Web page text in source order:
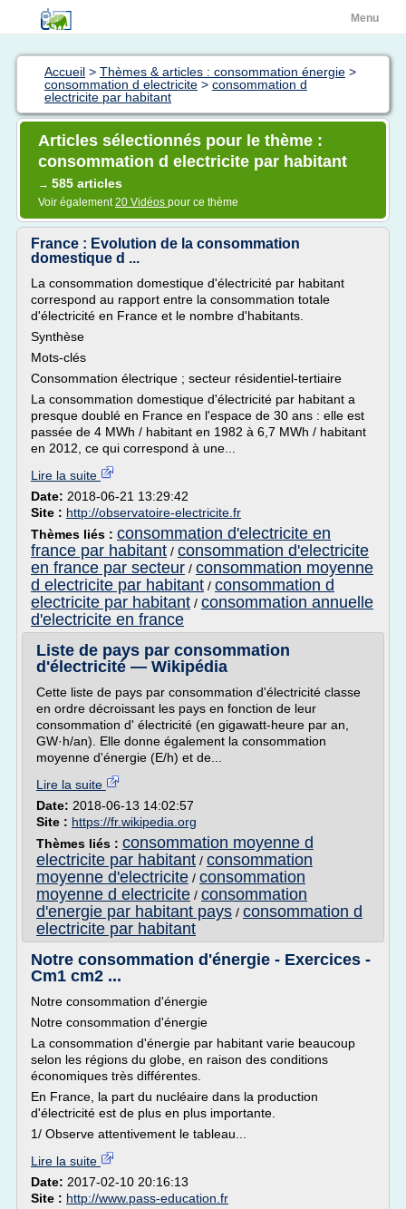
Menu
Accueil > Thèmes & articles : consommation énergie >
consommation d electricite > consommation d
electricite par habitant
Articles sélectionnés pour le thème :
consommation d electricite par habitant
→ 585 articles
Voir également20 Vidéos pour ce thème
France : Evolution de la consommation
domestique d ...
La consommation domestique d'électricité par habitant
correspond au rapport entre la consommation totale
d'électricité en France et le nombre d'habitants.
Synthèse
Mots-clés
Consommation électrique ; secteur résidentiel-tertiaire
La consommation domestique d'électricité par habitant a
presque doublé en France en l'espace de 30 ans : elle est
passée de 4 MWh / habitant en 1982 à 6,7 MWh / habitant
en 2012, ce qui correspond à une...
Lire la suite
Date: 2018-06-21 13:29:42
Site : http://observatoire-electricite.fr
Thèmes liés : consommation d'electricite en
france par habitant / consommation d'electricite
en france par secteur / consommation moyenne
d electricite par habitant / consommation d
electricite par habitant / consommation annuelle
d'electricite en france
Liste de pays par consommation
d'électricité — Wikipédia
Cette liste de pays par consommation d'électricité classe
en ordre décroissant les pays en fonction de leur
consommation d' électricité (en gigawatt-heure par an,
GW·h/an). Elle donne également la consommation
moyenne d'énergie (E/h) et de...
Lire la suite
Date: 2018-06-13 14:02:57
Site : https://fr.wikipedia.org
Thèmes liés : consommation moyenne d
electricite par habitant / consommation
moyenne d'electricite / consommation
moyenne d electricite / consommation
d'energie par habitant pays / consommation d
electricite par habitant
Notre consommation d'énergie - Exercices -
Cm1 cm2 ...
Notre consommation d'énergie
Notre consommation d'énergie
La consommation d'énergie par habitant varie beaucoup
selon les régions du globe, en raison des conditions
économiques très différentes.
En France, la part du nucléaire dans la production
d'électricité est de plus en plus importante.
1/ Observe attentivement le tableau...
Lire la suite
Date: 2017-02-10 20:16:13
Site : http://www.pass-education.fr